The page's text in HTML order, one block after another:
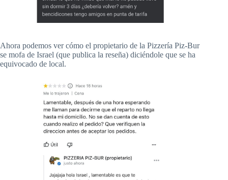
Ahora podemos ver cómo el propietario de la Pizzería Piz-Bur
se mofa de Israel (que publica la reseña) diciéndole que se ha
equivocado de local.